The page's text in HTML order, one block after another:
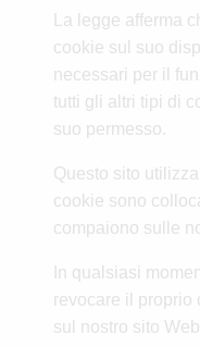
La legge afferma
cookie sul suo
necessari per il
tutti gli altri tipi di
suo permesso.
Questo sito
cookie sono
compaiono sulle
In qualsiasi
revocare il proprio
sul nostro sito